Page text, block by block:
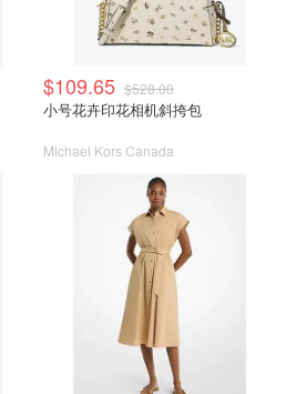
$109.65 $528.00
小号花卉印花相机斜挎包
Michael Kors Canada